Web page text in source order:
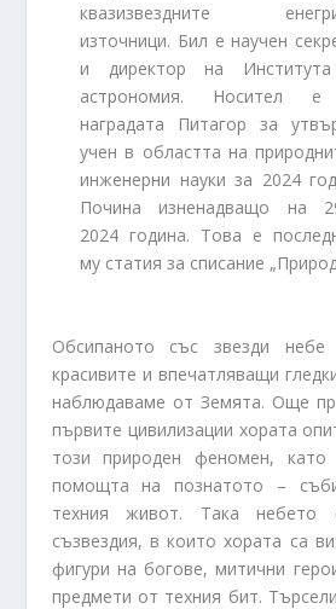
квазизвездните
източници. Бил е научен
и директор на
астрономия. Носител
наградата Питагор за
учен в областта на
инженерни науки за 2024
Почина изненадващо на
2024 година. Това е
му статия за списание
Обсипаното със звезди
красивите и впечатляващи
наблюдаваме от Земята. Още
първите цивилизации хората
този природен феномен,
помощта на познатото –
техния живот. Така небето
съзвездия, в които хората са
фигури на богове, митични
предмети от техния бит.